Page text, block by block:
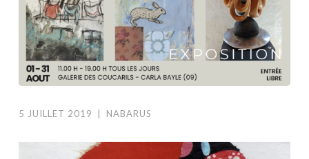
5 JUILLET 2019 NABARUS